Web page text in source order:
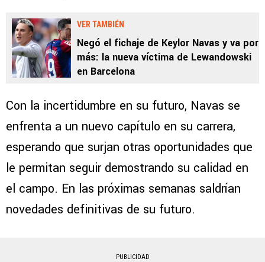
VER TAMBIÉN
Negó el fichaje de Keylor Navas y va por
más: la nueva víctima de Lewandowski
en Barcelona
Con la incertidumbre en su futuro, Navas se
enfrenta a un nuevo capítulo en su carrera,
esperando que surjan otras oportunidades que
le permitan seguir demostrando su calidad en
el campo. En las próximas semanas saldrían
novedades definitivas de su futuro.
PUBLICIDAD